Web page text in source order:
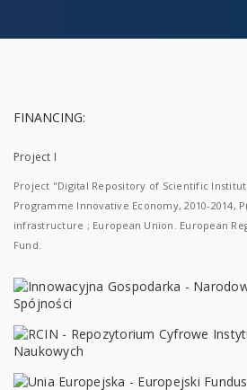
FINANCING:
Project I
Project "Digital Repository of Scientific
Programme Innovative Economy, 2010-2014,
infrastructure ; European Union. European
Fund.